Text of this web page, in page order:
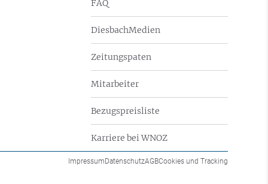
FAQ
DiesbachMedien
Zeitungspaten
Mitarbeiter
Bezugspreisliste
Karriere bei WNOZ
ImpressumDatenschutzAGBCookies und Tracking